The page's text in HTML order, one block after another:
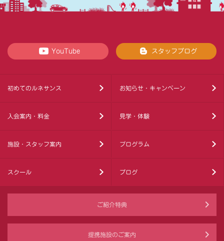
YouTube スタッフブログ
初めてのルネサンス お知らせ・キャンペーン
入会案内・料金 見学・体験
施設・スタッフ案内 プログラム
スクール ブログ
ご紹介特典
提携施設のご案内